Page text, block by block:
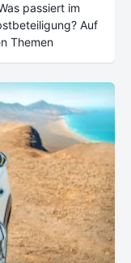
passiert im
Auf
Themen